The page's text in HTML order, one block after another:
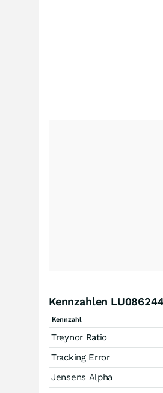
Kennzahlen
Kennzahl
Treynor Ratio
Tracking Error
Jensens Alpha